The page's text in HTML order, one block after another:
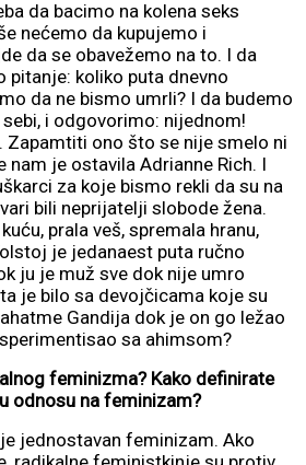
da bacimo na kolena seks
nećemo da kupujemo i
da se obavežemo na to. I da
pitanje: koliko puta dnevno
da ne bismo umrli? I da budemo
i odgovorimo: nijednom!
Zapamtiti ono što se nije smelo ni
nam je ostavila Adrianne Rich. I
za koje bismo rekli da su na
bili neprijatelji slobode žena.
prala veš, spremala hranu,
je jedanaest puta ručno
ju je muž sve dok nije umro
je bilo sa devojčicama koje su
Gandija dok je on go ležao
sa ahimsom?
feminizma? Kako definirate
odnosu na feminizam?
jednostavan feminizam. Ako